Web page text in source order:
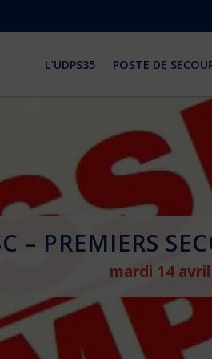
L’UDPS35 POSTE DE
– PREMIERS
mardi 14